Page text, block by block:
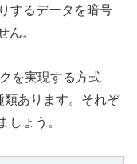
するデータを暗号
。
を実現する方式
あります。それぞ
ょう。